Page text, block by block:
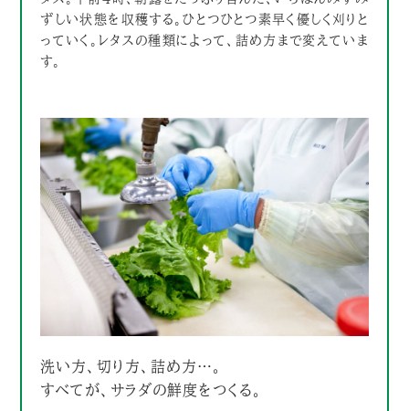
ずしい状態を収穫する。ひとつひとつ素早く優しく刈りと
っていく。レタスの種類によって、詰め方まで変えていま
す。
洗い方、切り方、詰め方…。
すべてが、サラダの鮮度をつくる。